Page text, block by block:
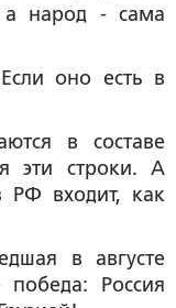
а народ - сама
оно есть в
в составе
эти строки. А
РФ входит, как
в августе
Россия